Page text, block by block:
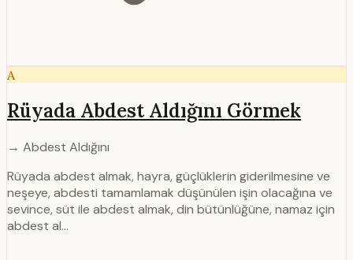
A
Rüyada Abdest Aldığını Görmek
→ Abdest Aldığını
Rüyada abdest almak, hayra, güçlüklerin giderilmesine ve
neşeye, abdesti tamamlamak düşünülen işin olacağına ve
sevince, süt ile abdest almak, din bütünlüğüne, namaz için
abdest al…